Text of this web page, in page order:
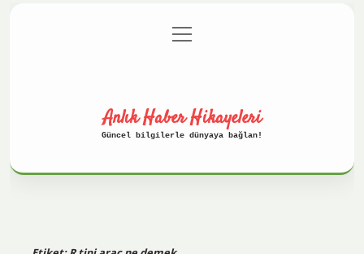
Gizlilik Politikası
menüyü
aç
Anlık Haber Hikayeleri
Güncel bilgilerle dünyaya bağlan!